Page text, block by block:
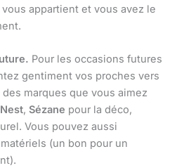
appartient et vous avez le
Pour les occasions futures
gentiment vos proches vers
marques que vous aimez
, Sézane pour la déco,
Vous pouvez aussi
(un bon pour un